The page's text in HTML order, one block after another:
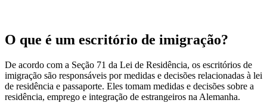
O que é um escritório de imigração?
De acordo com a Seção 71 da Lei de Residência, os escritórios de
imigração são responsáveis por medidas e decisões relacionadas à lei
de residência e passaporte. Eles tomam medidas e decisões sobre a
residência, emprego e integração de estrangeiros na Alemanha.